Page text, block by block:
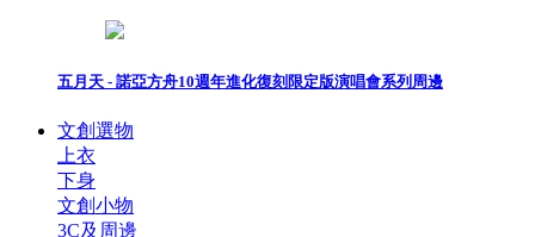
五月天 - 諾亞方舟10週年進化復刻限定版演唱會系列周邊
文創選物
上衣
下身
文創小物
3C及周邊